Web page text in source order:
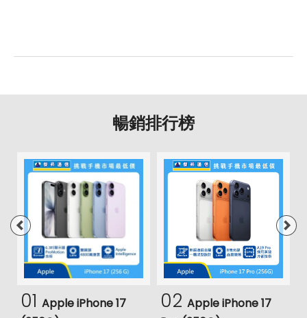
暢銷排行榜
01 Apple iPhone 17
02 Apple iPhone 17